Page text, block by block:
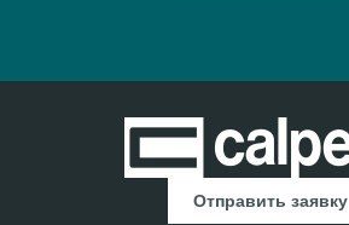
Отправить заявку